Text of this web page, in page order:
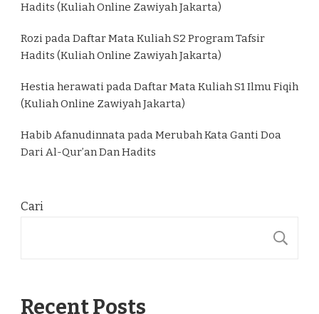
Hadits (Kuliah Online Zawiyah Jakarta)
RozipadaDaftar Mata Kuliah S2 Program Tafsir
Hadits (Kuliah Online Zawiyah Jakarta)
Hestia herawatipadaDaftar Mata Kuliah S1 Ilmu Fiqih
(Kuliah Online Zawiyah Jakarta)
Habib AfanudinnatapadaMerubah Kata Ganti Doa
Dari Al-Qur’an Dan Hadits
Cari
Recent Posts